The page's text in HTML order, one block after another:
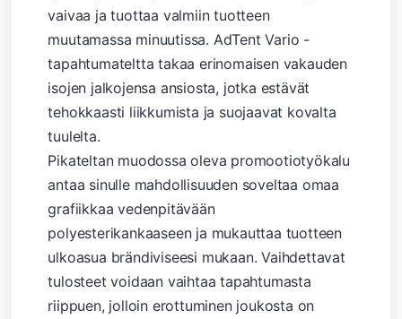
vaivaa ja tuottaa valmiin tuotteen
muutamassa minuutissa. AdTent Vario -
tapahtumateltta takaa erinomaisen vakauden
isojen jalkojensa ansiosta, jotka estävät
tehokkaasti liikkumista ja suojaavat kovalta
tuulelta.
Pikateltan muodossa oleva promootiotyökalu
antaa sinulle mahdollisuuden soveltaa omaa
grafiikkaa vedenpitävään
polyesterikankaaseen ja mukauttaa tuotteen
ulkoasua brändiviseesi mukaan. Vaihdettavat
tulosteet voidaan vaihtaa tapahtumasta
riippuen, jolloin erottuminen joukosta on